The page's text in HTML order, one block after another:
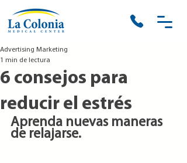
6 consejos para
reducir el estrés
Advertising Marketing
1 min de lectura
Aprenda nuevas maneras
de relajarse.